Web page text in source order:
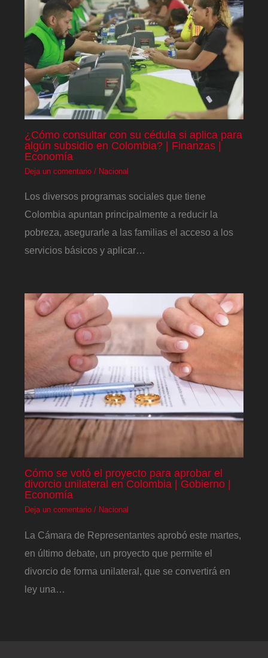
¿Cómo consultar con su cédula si aplica para
algún subsidio en Colombia? | Finanzas |
Economía
Deja un comentario / Nacional
Los diversos programas sociales que tiene
Colombia apuntan principalmente a reducir la
pobreza, asegurarle a las familias el acceso a los
servicios básicos y aplicar…
Cómo se votó el proyecto para aprobar el
divorcio unilateral en Colombia | Gobierno |
Economía
Deja un comentario / Nacional
La Cámara de Representantes aprobó este martes,
en último debate, un proyecto que permite el
divorcio de forma unilateral, que se convertirá en
ley una…